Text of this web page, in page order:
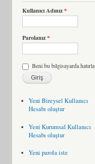
Kullanıcı Adınız*
Parolanız*
Beni bu bilgisayarda hatırla
Yeni Bireysel Kullanıcı
Hesabı oluştur
Yeni Kurumsal Kullanıcı
Hesabı oluştur
Yeni parola iste